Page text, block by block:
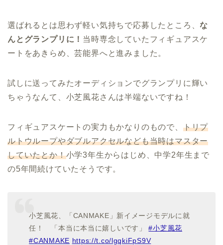
選ばれるとは思わず軽い気持ちで応募したところ、な
んとグランプリに！ 当時専念していたフィギュアスケ
ートをあきらめ、芸能界へと進みました。
試しに送ってみたオーディションでグランプリに輝い
ちゃうなんて、小芝風花さんは半端ないですね！
フィギュアスケートの実力もかなりのもので、 トリプ
ルトウループやダブルアクセルなども当時はマスター
していたとか！小学3年生からはじめ、中学2年生まで
の5年間続けていたそうです。
小芝風花、「CANMAKE」新イメージモデルに就
任！ 「本当に本当に嬉しいです」#小芝風花
#CANMAKE https://t.co/lgqkiFpS9V